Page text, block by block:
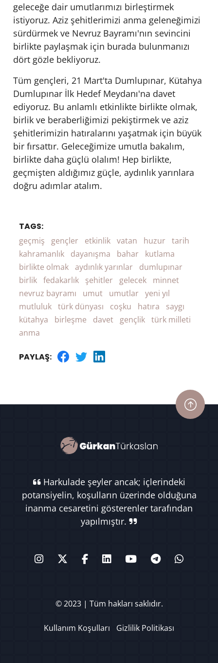
geleceğe dair umutlarımızı birleştirmek
istiyoruz. Aziz şehitlerimizi anma geleneğimizi
sürdürmek ve Nevruz Bayramı'nın sevincini
birlikte paylaşmak için burada bulunmanızı
dört gözle bekliyoruz.
Tüm gençleri, 21 Mart'ta Dumlupınar, Kütahya
Dumlupınar İlk Hedef Meydanı'na davet
ediyoruz. Bu anlamlı etkinlikte birlikte olmak,
birlik ve beraberliğimizi pekiştirmek ve aziz
şehitlerimizin hatıralarını yaşatmak için büyük
bir fırsattır. Geleceğimize umutla bakalım,
birlikte daha güçlü olalım! Hep birlikte,
geçmişten aldığımız güçle, aydınlık yarınlara
doğru adımlar atalım.
TAGS:
geçmiş gençler etkinlik vatan huzur tarih
kahramanlık
dayanışma bahar
kutlama
birlikte olmak aydınlık yarınlar
dumlupınar
birlik fedakarlık şehitler gelecek
minnet
nevruz bayramı
umut umutlar yeni yıl
mutluluk türk dünyası coşku hatıra
saygı
kütahya
birleşme davet gençlik türk milleti
anma
PAYLAŞ:
Harkulade şeyler ancak; içlerindeki
potansiyelin, koşulların üzerinde olduğuna
inanma cesaretini gösterenler tarafından
yapılmıştır.
© 2023 | Tüm hakları saklıdır.
Kullanım Koşulları Gizlilik Politikası